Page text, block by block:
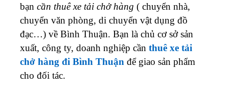
bạn cần thuê xe tải chở hàng ( chuyển nhà,
chuyển văn phòng, di chuyển vật dụng đồ
đạc…) về Bình Thuận. Bạn là chủ cơ sở sản
xuất, công ty, doanh nghiệp cần thuê xe tải
chở hàng đi Bình Thuận để giao sản phẩm
cho đối tác.